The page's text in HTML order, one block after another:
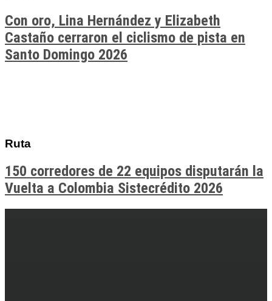
Con oro, Lina Hernández y Elizabeth
Castaño cerraron el ciclismo de pista en
Santo Domingo 2026
Ruta
150 corredores de 22 equipos disputarán la
Vuelta a Colombia Sistecrédito 2026